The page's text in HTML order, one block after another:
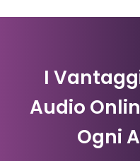
I
Audio
Ogni